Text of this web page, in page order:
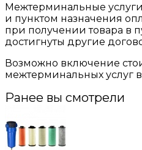
Межтерминальные
и пунктом назначения
при получении товара в
достигнуты другие
Возможно включение
межтерминальных услуг в
Ранее вы смотрели